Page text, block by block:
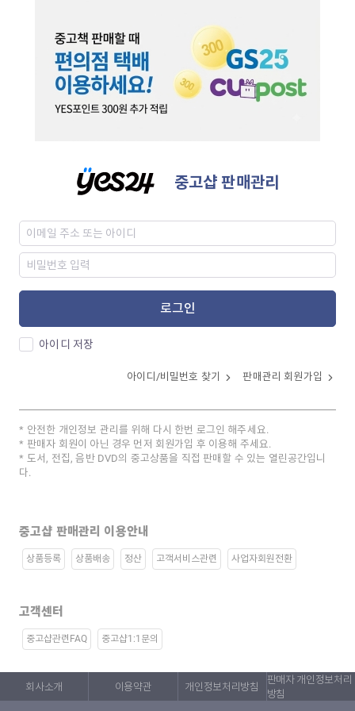
중고샵 판매관리
로그인
아이디 저장
아이디/비밀번호 찾기 판매관리 회원가입
안전한 개인정보 관리를 위해 다시 한번 로그인 해주세요.
판매자 회원이 아닌 경우 먼저 회원가입 후 이용해 주세요.
도서, 전집, 음반 DVD의 중고상품을 직접 판매할 수 있는 열린공간입니
다.
중고샵 판매관리 이용안내
상품등록 상품배송 정산 고객서비스관련 사업자회원전환
고객센터
중고샵관련FAQ 중고샵1:1문의
회사소개 이용약관 개인정보처리방침
판매자 개인정보처리
방침